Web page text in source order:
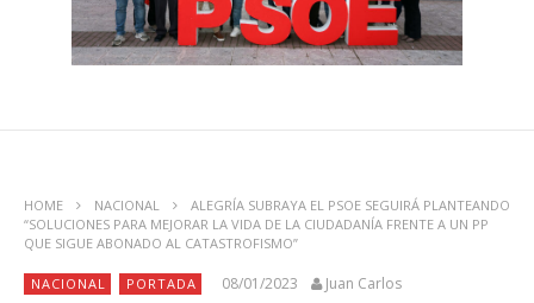
HOME NACIONAL
ALEGRÍA SUBRAYA EL PSOE SEGUIRÁ PLANTEANDO
“SOLUCIONES PARA MEJORAR LA VIDA DE LA CIUDADANÍA FRENTE A UN PP
QUE SIGUE ABONADO AL CATASTROFISMO”
NACIONAL PORTADA 08/01/2023 Juan Carlos